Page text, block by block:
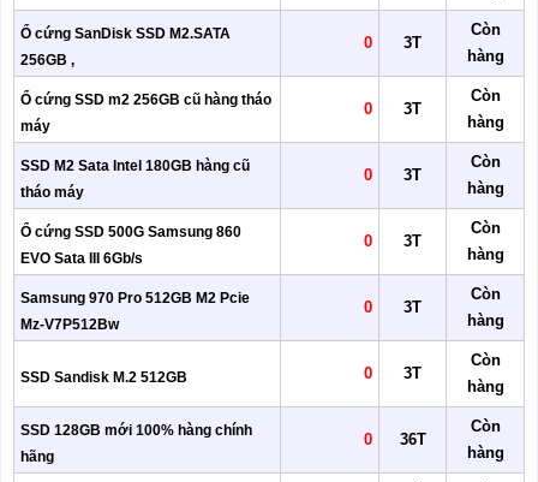
Ổ cứng SanDisk SSD M2.SATA
256GB ,
0 3T
Còn
hàng
Ổ cứng SSD m2 256GB cũ hàng tháo
máy
0 3T
Còn
hàng
SSD M2 Sata Intel 180GB hàng cũ
tháo máy
0 3T
Còn
hàng
Ổ cứng SSD 500G Samsung 860
EVO Sata III 6Gb/s
0 3T
Còn
hàng
Samsung 970 Pro 512GB M2 Pcie
Mz-V7P512Bw
0 3T
Còn
hàng
SSD Sandisk M.2 512GB 0 3T
Còn
hàng
SSD 128GB mới 100% hàng chính
hãng
0 36T
Còn
hàng